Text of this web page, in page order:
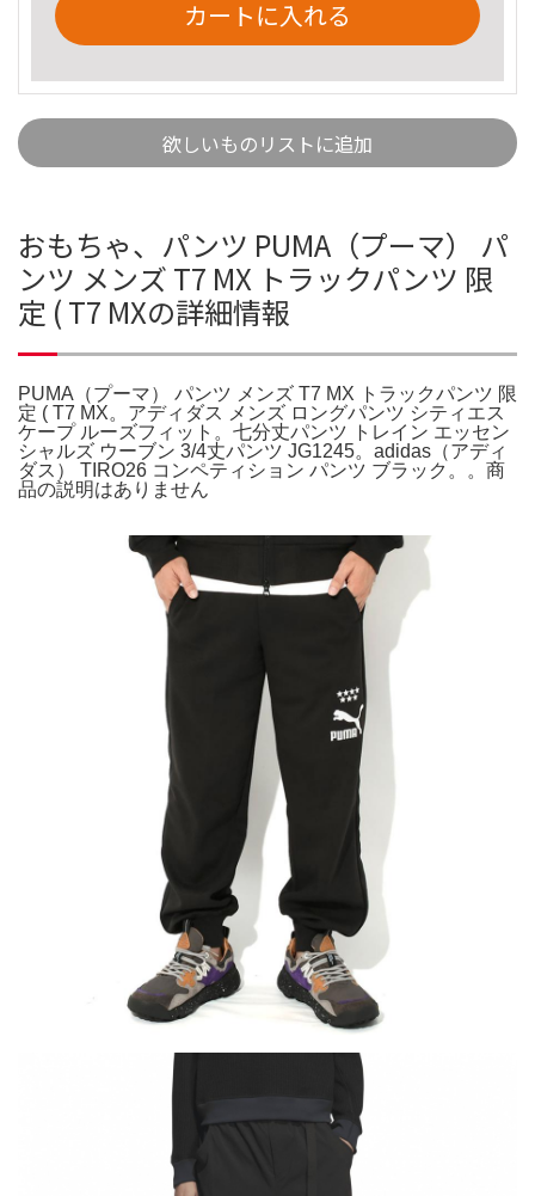
カートに入れる
欲しいものリストに追加
おもちゃ、パンツ PUMA（プーマ） パ
ンツ メンズ T7 MX トラックパンツ 限
定 ( T7 MXの詳細情報
PUMA（プーマ） パンツ メンズ T7 MX トラックパンツ 限
定 ( T7 MX。アディダス メンズ ロングパンツ シティエス
ケープ ルーズフィット。七分丈パンツ トレイン エッセン
シャルズ ウーブン 3/4丈パンツ JG1245。adidas（アディ
ダス） TIRO26 コンペティション パンツ ブラック。。商
品の説明はありません